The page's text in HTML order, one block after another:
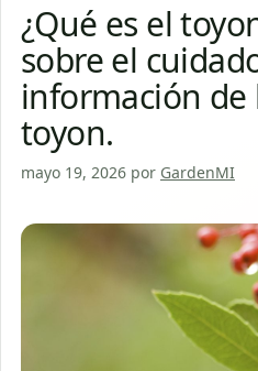
¿Qué es el
sobre el
información de
toyon.
mayo 19, 2026 por GardenMI